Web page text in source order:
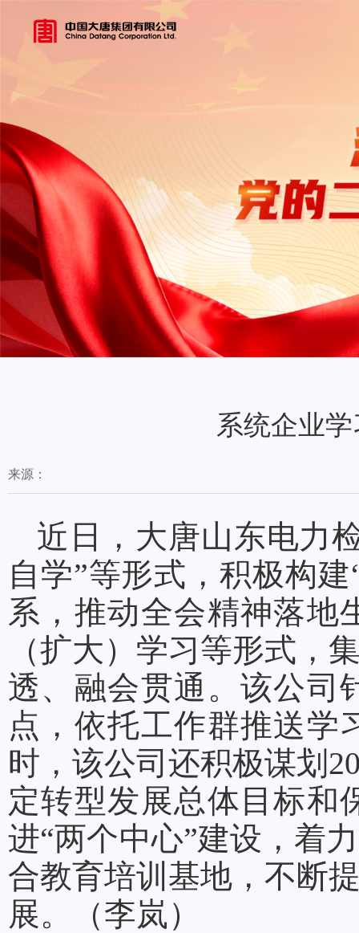
系统企业
来源：
近日，大唐山东电力
自学”等形式，积极构
系，推动全会精神落地
（扩大）学习等形式，
透、融会贯通。该公司
点，依托工作群推送学
时，该公司还积极谋划
定转型发展总体目标和
进“两个中心”建设，着
合教育培训基地，不断
展。（李岚）